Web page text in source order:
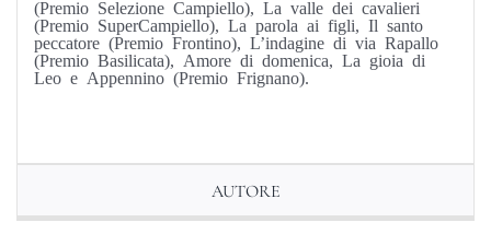
(Premio Selezione Campiello), La valle dei cavalieri
(Premio SuperCampiello), La parola ai figli, Il santo
peccatore (Premio Frontino), L’indagine di via Rapallo
(Premio Basilicata), Amore di domenica, La gioia di
Leo e Appennino (Premio Frignano).
AUTORE